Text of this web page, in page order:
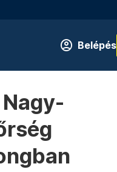
Belépés